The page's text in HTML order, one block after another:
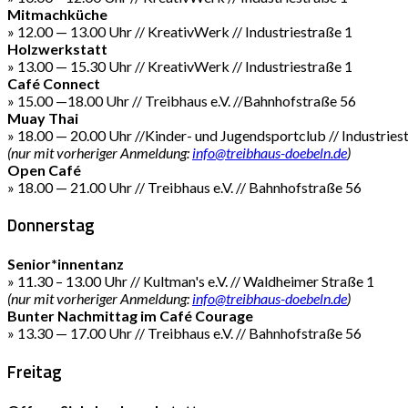
Mitmachküche
» 12.00 — 13.00 Uhr // KreativWerk // Industriestraße 1
Holzwerkstatt
» 13.00 — 15.30 Uhr // KreativWerk // Industriestraße 1
Café Connect
» 15.00 —18.00 Uhr // Treibhaus e.V. //Bahnhofstraße 56
Muay Thai
» 18.00 — 20.00 Uhr //Kinder- und Jugendsportclub //
(nur mit vorheriger Anmeldung: info@treibhaus-doebeln.de)
Open Café
» 18.00 — 21.00 Uhr // Treibhaus e.V. // Bahnhofstraße 56
Donnerstag
Senior*innentanz
» 11.30 – 13.00 Uhr // Kultman's e.V. // Waldheimer Straße 1
(nur mit vorheriger Anmeldung: info@treibhaus-doebeln.de)
Bunter Nachmittag im Café Courage
» 13.30 — 17.00 Uhr // Treibhaus e.V. // Bahnhofstraße 56
Freitag